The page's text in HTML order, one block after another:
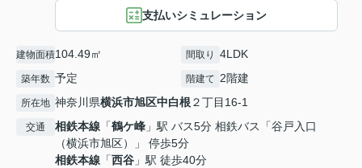
支払いシミュレーション
建物面積104.49㎡ 間取り 4LDK
築年数 予定 階建て 2階建
所在地 神奈川県横浜市旭区中白根２丁目16-1
交通 相鉄本線 「鶴ケ峰 」駅 バス5分 相鉄バス「谷戸入口
（横浜市旭区）」 停歩5分
相鉄本線 「西谷 」駅 徒歩40分